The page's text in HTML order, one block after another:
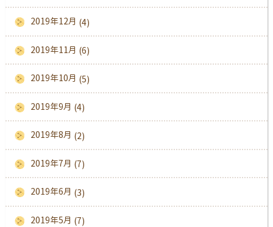
2019年12月 (4)
2019年11月 (6)
2019年10月 (5)
2019年9月 (4)
2019年8月 (2)
2019年7月 (7)
2019年6月 (3)
2019年5月 (7)